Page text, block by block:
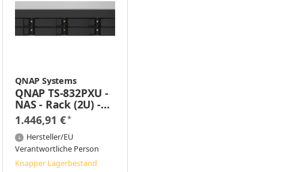
QNAP Systems
QNAP TS-832PXU -
NAS - Rack (2U) -
Annapurna Labs -
AL324 - Aluminium
- Schwarz
1.446,91 €*
Hersteller/EU
Verantwortliche Person
Knapper Lagerbestand